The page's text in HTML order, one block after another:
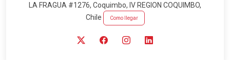
LA FRAGUA #1276, Coquimbo, IV REGION COQUIMBO,
Chile
Como llegar